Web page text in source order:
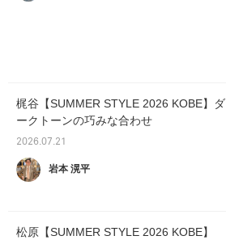
梶谷【SUMMER STYLE 2026 KOBE】ダ
ークトーンの巧みな合わせ
2026.07.21
岩本 滉平
松原【SUMMER STYLE 2026 KOBE】